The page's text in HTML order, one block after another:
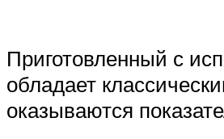
Приготовленный с
обладает
оказываются